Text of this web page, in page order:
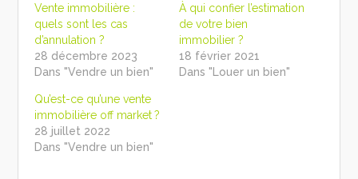
Vente immobilière :
quels sont les cas
d’annulation ?
28 décembre 2023
Dans "Vendre un bien"
À qui confier l’estimation
de votre bien
immobilier ?
18 février 2021
Dans "Louer un bien"
Qu’est-ce qu’une vente
immobilière off market ?
28 juillet 2022
Dans "Vendre un bien"